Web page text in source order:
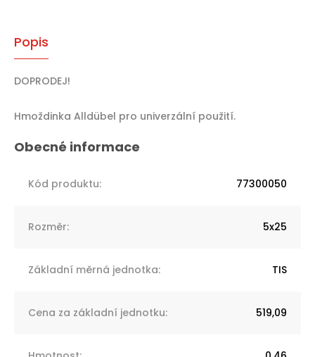
Popis
DOPRODEJ!
Hmoždinka Alldübel pro univerzální použití.
Kód produktu: 77300050
Rozměr: 5x25
Základní měrná jednotka: TIS
Cena za základní jednotku: 519,09